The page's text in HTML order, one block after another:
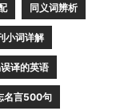
同义词辨析
小词详解
译的英语
名言500句